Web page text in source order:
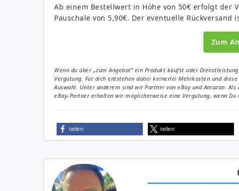
Ab einem Bestellwert in Höhe von 50€ erfolgt
Pauschale von 5,90€. Der eventuelle
Zum
Wenn du über „zum Angebot“ ein Produkt kaufst oder
Vergütung. Für dich entstehen dabei keinerlei Mehrkosten und
Auswahl. Unter anderem sind wir Partner von eBay und Amazon.
eBay-Partner erhalten wir möglicherweise eine Vergütung, wenn Du
teilen teilen